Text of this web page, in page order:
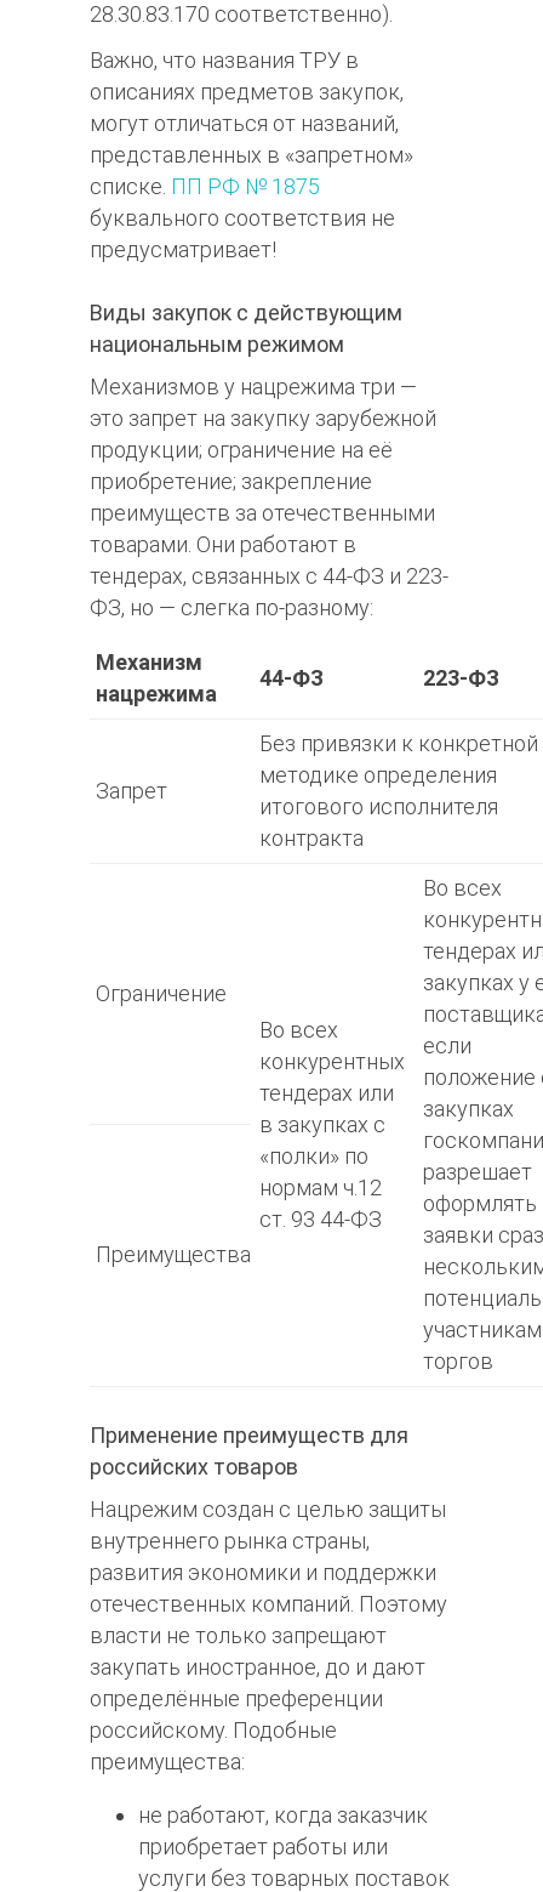
28.30.83.170 соответственно).
Важно, что названия ТРУ в
описаниях предметов закупок,
могут отличаться от названий,
представленных в «запретном»
списке. ПП РФ № 1875
буквального соответствия не
предусматривает!
Виды закупок с действующим
национальным режимом
Механизмов у нацрежима три —
это запрет на закупку зарубежной
продукции; ограничение на её
приобретение; закрепление
преимуществ за отечественными
товарами. Они работают в
тендерах, связанных с 44-ФЗ и 223-
ФЗ, но — слегка по-разному:
Механизм
нацрежима
44-ФЗ 223-ФЗ
Запрет
Без привязки к конкретной
методике определения
итогового исполнителя
контракта
Ограничение
Во всех
конкурентных
тендерах или
в закупках с
«полки» по
нормам ч.12
ст. 93 44-ФЗ
Во всех
тендерах
закупках у
если
положение
закупках
разрешает
оформлять
заявки
участникам
торгов
Преимущества
Применение преимуществ для
российских товаров
Нацрежим создан с целью защиты
внутреннего рынка страны,
развития экономики и поддержки
отечественных компаний. Поэтому
власти не только запрещают
закупать иностранное, до и дают
определённые преференции
российскому. Подобные
преимущества:
не работают, когда заказчик
приобретает работы или
услуги без товарных поставок